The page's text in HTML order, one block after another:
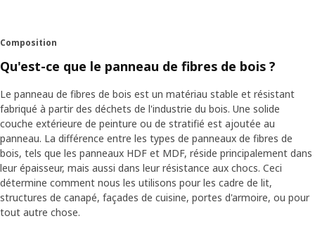
Composition
Qu'est-ce que le panneau de fibres de bois ?
Le panneau de fibres de bois est un matériau stable et résistant
fabriqué à partir des déchets de l'industrie du bois. Une solide
couche extérieure de peinture ou de stratifié est ajoutée au
panneau. La différence entre les types de panneaux de fibres de
bois, tels que les panneaux HDF et MDF, réside principalement dans
leur épaisseur, mais aussi dans leur résistance aux chocs. Ceci
détermine comment nous les utilisons pour les cadre de lit,
structures de canapé, façades de cuisine, portes d'armoire, ou pour
tout autre chose.